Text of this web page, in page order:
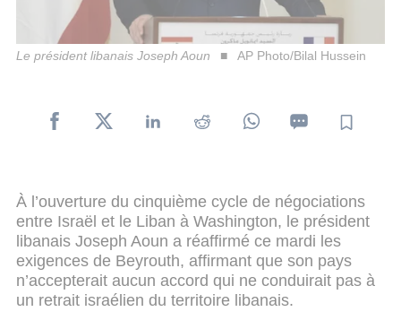
Le président libanais Joseph Aoun AP Photo/Bilal Hussein
À l’ouverture du cinquième cycle de négociations
entre Israël et le Liban à Washington, le président
libanais Joseph Aoun a réaffirmé ce mardi les
exigences de Beyrouth, affirmant que son pays
n’accepterait aucun accord qui ne conduirait pas à
un retrait israélien du territoire libanais.